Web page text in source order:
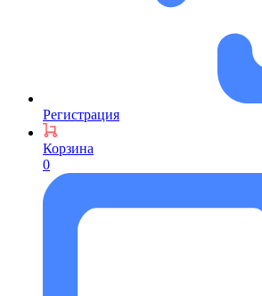
Регистрация
Корзина
0